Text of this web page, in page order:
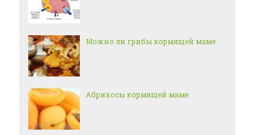
Можно ли грибы кормящей маме
Абрикосы кормящей маме